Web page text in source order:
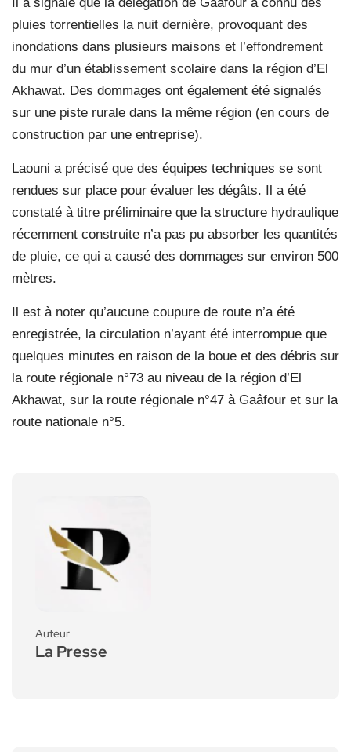
pluies torrentielles la nuit dernière, provoquant des
inondations dans plusieurs maisons et l’effondrement
du mur d’un établissement scolaire dans la région d’El
Akhawat. Des dommages ont également été signalés
sur une piste rurale dans la même région (en cours de
construction par une entreprise).
Laouni a précisé que des équipes techniques se sont
rendues sur place pour évaluer les dégâts. Il a été
constaté à titre préliminaire que la structure hydraulique
récemment construite n’a pas pu absorber les quantités
de pluie, ce qui a causé des dommages sur environ 500
mètres.
Il est à noter qu’aucune coupure de route n’a été
enregistrée, la circulation n’ayant été interrompue que
quelques minutes en raison de la boue et des débris sur
la route régionale n°73 au niveau de la région d’El
Akhawat, sur la route régionale n°47 à Gaâfour et sur la
route nationale n°5.
Auteur
La Presse